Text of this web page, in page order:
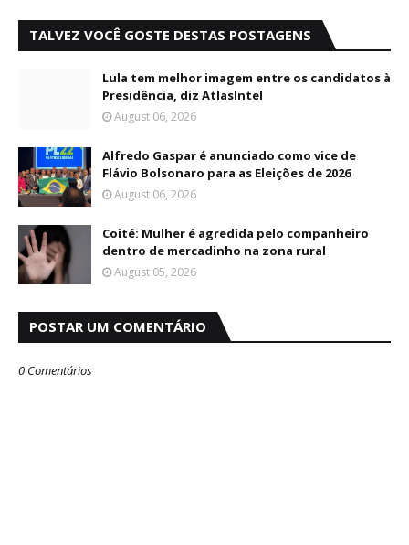
TALVEZ VOCÊ GOSTE DESTAS POSTAGENS
Lula tem melhor imagem entre os candidatos à
Presidência, diz AtlasIntel
August 06, 2026
Alfredo Gaspar é anunciado como vice de
Flávio Bolsonaro para as Eleições de 2026
August 06, 2026
Coité: Mulher é agredida pelo companheiro
dentro de mercadinho na zona rural
August 05, 2026
POSTAR UM COMENTÁRIO
0 Comentários